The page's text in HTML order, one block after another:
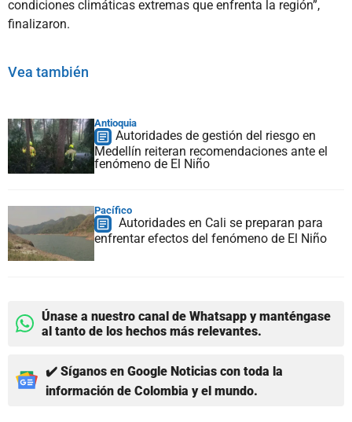
condiciones climáticas extremas que enfrenta la región”,
finalizaron.
Vea también
Antioquia
Autoridades de gestión del riesgo en
Medellín reiteran recomendaciones ante el
fenómeno de El Niño
Pacífico
Autoridades en Cali se preparan para
enfrentar efectos del fenómeno de El Niño
Únase a nuestro canal de Whatsapp y manténgase
al tanto de los hechos más relevantes.
✔️ Síganos en Google Noticias con toda la
información de Colombia y el mundo.